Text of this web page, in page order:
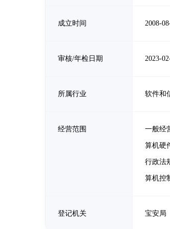
成立时间 2008-
审核/年检日期 2023-
所属行业 软件和
经营范围 一般经
算机硬
行政法
算机控
登记机关 宝安局